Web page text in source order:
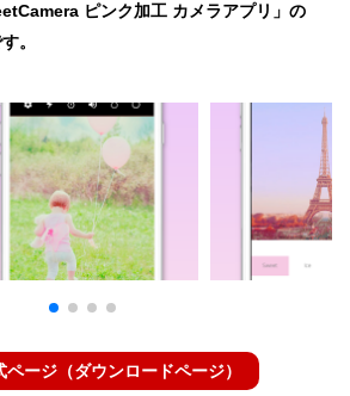
ピンク加工 カメラアプリ」の
。
ページ（ダウンロードページ）